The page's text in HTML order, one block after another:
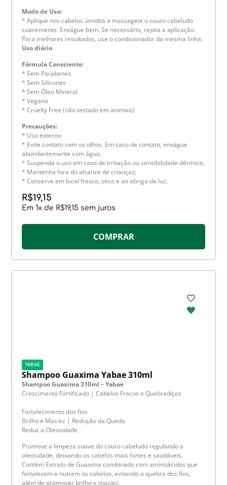
Modo de Uso:
* Aplique nos cabelos úmidos e massageie o couro cabeludo
suavemente. Enxágue bem. Se necessário, repita a aplicação.
Para melhores resultados, use o condicionador da mesma linha.
Uso diário
Fórmula Consciente:
* Sem Parabenos
* Sem Silicones
* Sem Óleo Mineral
* Vegano
* Cruelty Free (não testado em animais)
Precauções:
* Uso externo
* Evite contato com os olhos. Em caso de contato, enxágue
abundantemente com água;
* Suspenda o uso em caso de irritação ou sensibilidade dérmica;
* Mantenha fora do alcance de crianças;
* Conserve em local fresco, seco e ao abrigo da luz.
R$19,15
Em1x de R$19,15 sem juros
COMPRAR
YABAE
Shampoo Guaxima Yabae 310ml
Shampoo Guaxima 310ml – Yabae
Crescimento Fortificado | Cabelos Fracos e Quebradiços
Fortalecimento dos fios
Brilho e Maciez | Redução da Queda
Reduz a Oleosidade
Promove a limpeza suave do couro cabeludo regulando a
oleosidade, deixando os cabelos mais fortes e saudáveis.
Contém Extrato de Guaxima combinado com aminoácidos que
fortalecem e nutrem os cabelos, evitando a quebra dos fios,
além de promover brilho e maciez.